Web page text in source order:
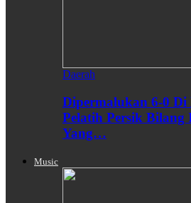
Daerah
Dipermalukan 6-0
Pelatih Persik Bilang
Yang…
Music